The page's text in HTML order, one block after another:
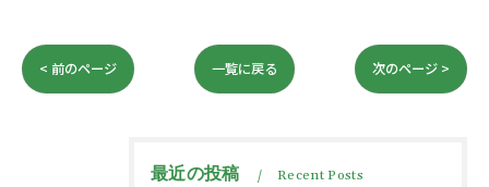
< 前のページ 一覧に戻る 次のページ >
最近の投稿 Recent Posts